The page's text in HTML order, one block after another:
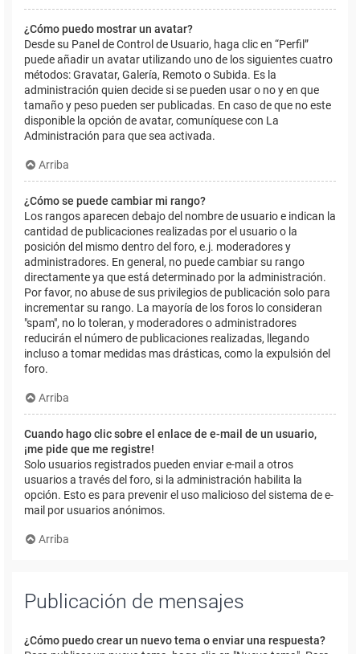
¿Cómo puedo mostrar un avatar?
Desde su Panel de Control de Usuario, haga clic en “Perfil”
puede añadir un avatar utilizando uno de los siguientes cuatro
métodos: Gravatar, Galería, Remoto o Subida. Es la
administración quien decide si se pueden usar o no y en que
tamaño y peso pueden ser publicadas. En caso de que no este
disponible la opción de avatar, comuníquese con La
Administración para que sea activada.
Arriba
¿Cómo se puede cambiar mi rango?
Los rangos aparecen debajo del nombre de usuario e indican la
cantidad de publicaciones realizadas por el usuario o la
posición del mismo dentro del foro, e.j. moderadores y
administradores. En general, no puede cambiar su rango
directamente ya que está determinado por la administración.
Por favor, no abuse de sus privilegios de publicación solo para
incrementar su rango. La mayoría de los foros lo consideran
"spam", no lo toleran, y moderadores o administradores
reducirán el número de publicaciones realizadas, llegando
incluso a tomar medidas mas drásticas, como la expulsión del
foro.
Arriba
Cuando hago clic sobre el enlace de e-mail de un usuario,
¡me pide que me registre!
Solo usuarios registrados pueden enviar e-mail a otros
usuarios a través del foro, si la administración habilita la
opción. Esto es para prevenir el uso malicioso del sistema de e-
mail por usuarios anónimos.
Arriba
Publicación de mensajes
¿Cómo puedo crear un nuevo tema o enviar una respuesta?